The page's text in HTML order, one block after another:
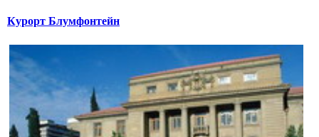
Курорт Блумфонтейн